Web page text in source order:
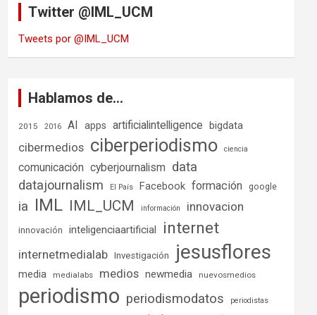
Twitter @IML_UCM
Tweets por @IML_UCM
Hablamos de…
2015 2016 AI apps artificialintelligence bigdata
cibermedios ciberperiodismo ciencia
comunicación cyberjournalism data
datajournalism El País Facebook formación google
ia IML IML_UCM información innovacion
innovación inteligenciaartificial internet
internetmedialab Investigación jesusflores
media medialabs medios newmedia nuevosmedios
periodismo periodismodatos
periodistas